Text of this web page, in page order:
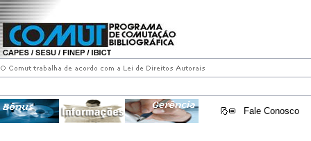
Fale Conosco